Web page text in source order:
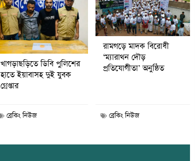
খাগড়াছড়িতে ডিবি পুলিশের
হাতে ইয়াবাসহ দুই যুবক
গ্রেপ্তার
ব্রেকিং নিউজ
রামগড়ে মাদক বিরোধী
‘ম্যারাথন দৌড়
প্রতিযোগীতা’ অনুষ্ঠিত
ব্রেকিং নিউজ